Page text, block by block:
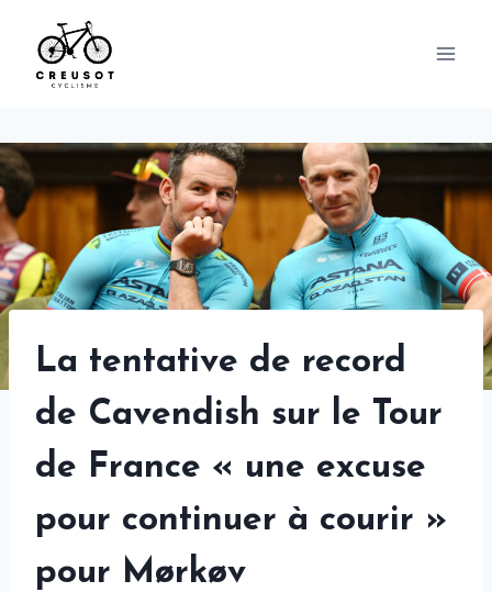
content
La tentative de record
de Cavendish sur le Tour
de France « une excuse
pour continuer à courir »
pour Mørkøv